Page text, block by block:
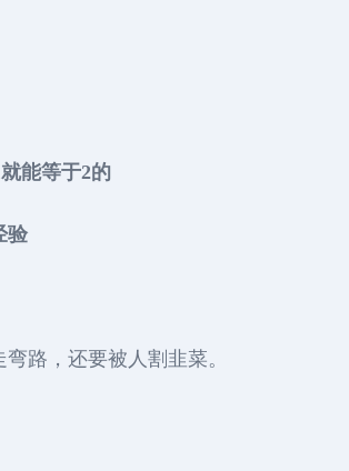
能等于2的
验
路，还要被人割韭菜。